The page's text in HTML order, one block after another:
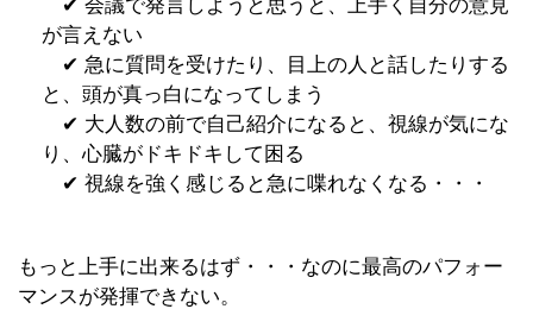
✔︎ 会議で発言しようと思うと、上手く自分の意見
が言えない
✔︎ 急に質問を受けたり、目上の人と話したりする
と、頭が真っ白になってしまう
✔︎ 大人数の前で自己紹介になると、視線が気にな
り、心臓がドキドキして困る
✔︎ 視線を強く感じると急に喋れなくなる・・・
もっと上手に出来るはず・・・なのに最高のパフォー
マンスが発揮できない。